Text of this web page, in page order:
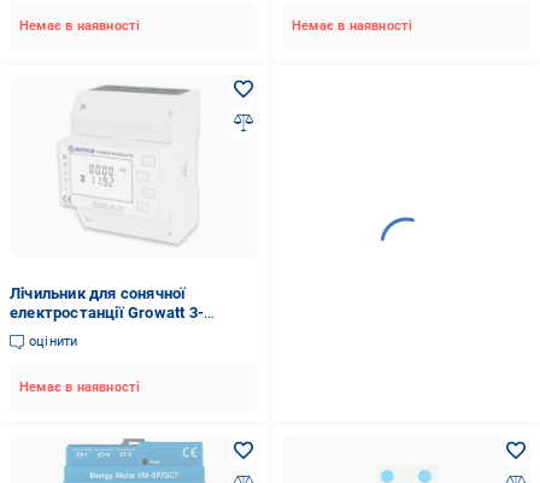
Немає в наявності Немає в наявності
Лічильник для сонячної
електростанції Growatt 3-
фазний з трансформаторами
струму TPM-CT
оцінити
Немає в наявності